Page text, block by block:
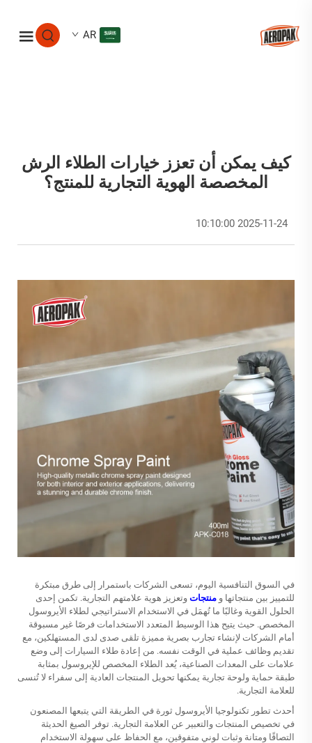
AR
كيف يمكن أن تعزز خيارات الطلاء الرش
المخصصة الهوية التجارية للمنتج؟
2025-11-24 10:10:00
في السوق التنافسية اليوم، تسعى الشركات باستمرار إلى طرق مبتكرة
للتمييز بين منتجاتها و منتجات وتعزيز هوية علامتهم التجارية. تكمن إحدى
الحلول القوية وغالبًا ما تُهمَل في الاستخدام الاستراتيجي لطلاء الأيروسول
المخصص. حيث يتيح هذا الوسيط المتعدد الاستخدامات فرصًا غير مسبوقة
أمام الشركات لإنشاء تجارب بصرية مميزة تلقى صدى لدى المستهلكين، مع
تقديم وظائف عملية في الوقت نفسه. من إعادة طلاء السيارات إلى وضع
علامات على المعدات الصناعية، يُعد الطلاء المخصص للإيروسول بمثابة
طبقة حماية ولوحة تجارية يمكنها تحويل المنتجات العادية إلى سفراء لا تُنسى
للعلامة التجارية.
أحدث تطور تكنولوجيا الأيروسول ثورة في الطريقة التي يتبعها المصنعون
في تخصيص المنتجات والتعبير عن العلامة التجارية. توفر الصيغ الحديثة
التصاقًا ومتانة وثبات لوني متفوقين، مع الحفاظ على سهولة الاستخدام